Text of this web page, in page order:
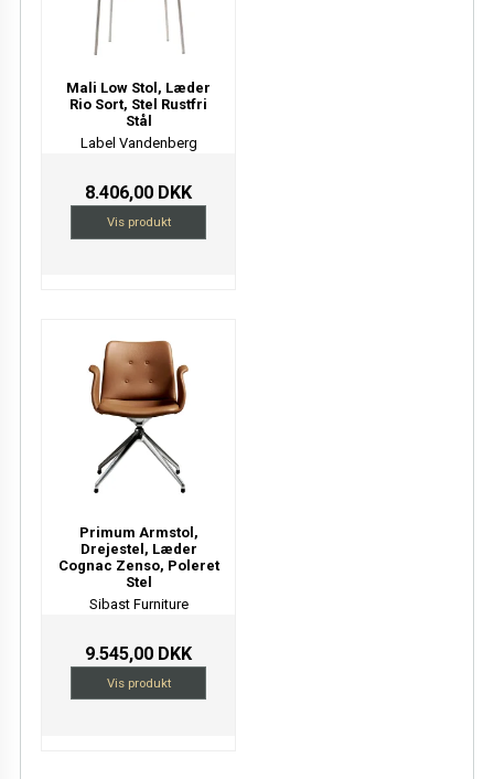
Mali Low Stol, Læder
Rio Sort, Stel Rustfri
Stål
Label Vandenberg
8.406,00 DKK
Vis produkt
Primum Armstol,
Drejestel, Læder
Cognac Zenso, Poleret
Stel
Sibast Furniture
9.545,00 DKK
Vis produkt